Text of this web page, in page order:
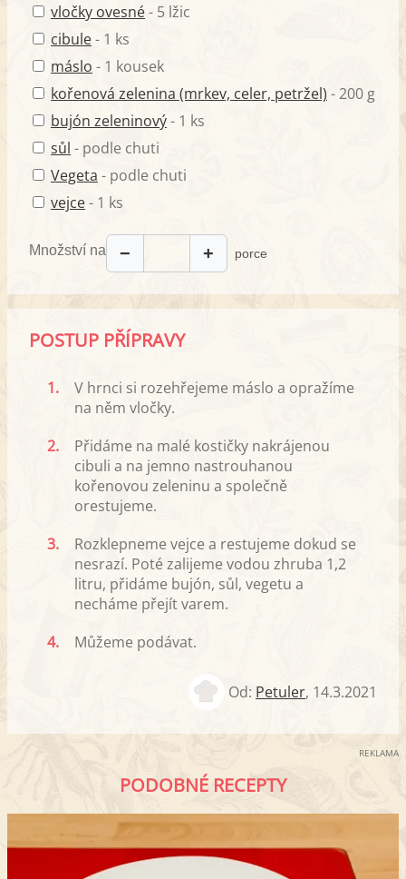
vločky ovesné- 5 lžic
cibule- 1 ks
máslo - 1 kousek
kořenová zelenina (mrkev, celer, petržel) - 200 g
bujón zeleninový- 1 ks
sůl - podle chuti
Vegeta - podle chuti
vejce- 1 ks
Množství na − + porce
POSTUP PŘÍPRAVY
1.
V hrnci si rozehřejeme máslo a opražíme
na něm vločky.
2.
Přidáme na malé kostičky nakrájenou
cibuli a na jemno nastrouhanou
kořenovou zeleninu a společně
orestujeme.
3.
Rozklepneme vejce a restujeme dokud se
nesrazí. Poté zalijeme vodou zhruba 1,2
litru, přidáme bujón, sůl, vegetu a
necháme přejít varem.
4.
Můžeme podávat.
Od: Petuler, 14.3.2021
REKLAMA
PODOBNÉ RECEPTY